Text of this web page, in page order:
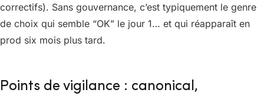
correctifs). Sans gouvernance, c’est typiquement le genre
de choix qui semble “OK” le jour 1… et qui réapparaît en
prod six mois plus tard.
Points de vigilance : canonical,